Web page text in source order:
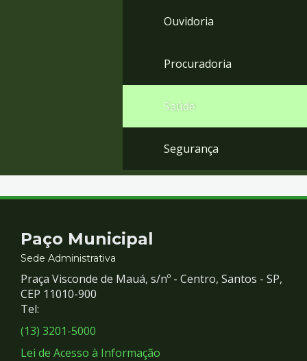
Ouvidoria
Procuradoria
Saúde
Segurança
Contato
e
Redes
Sociais
Paço Municipal
Sede Administrativa
Praça Visconde de Mauá, s/nº - Centro, Santos - SP,
CEP 11010-900
Tel:
(13) 3201-5000
Lei de Acesso à Informação